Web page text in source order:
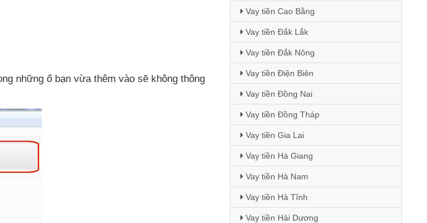
những ổ bạn vừa thêm vào sẽ không thông
Vay tiền Cao Bằng
Vay tiền Đắk Lắk
Vay tiền Đắk Nông
Vay tiền Điện Biên
Vay tiền Đồng Nai
Vay tiền Đồng Tháp
Vay tiền Gia Lai
Vay tiền Hà Giang
Vay tiền Hà Nam
Vay tiền Hà Tĩnh
Vay tiền Hải Dương